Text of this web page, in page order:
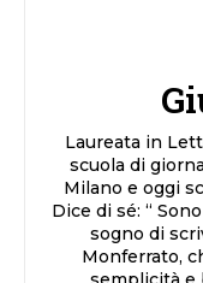
Laureata in
scuola di
Milano e oggi
Dice di sé: “
sogno di
Monferrato,